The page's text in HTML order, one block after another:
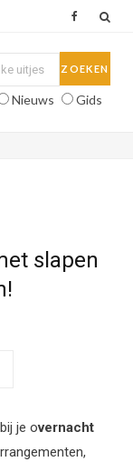
Nieuws Gids
slapen
je overnacht